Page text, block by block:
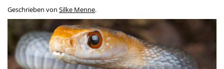
Geschrieben von Silke Menne.